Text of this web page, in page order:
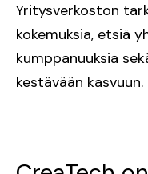
Yritysverkoston
kokemuksia, etsiä
kumppanuuksia
kestävään kasvuun.